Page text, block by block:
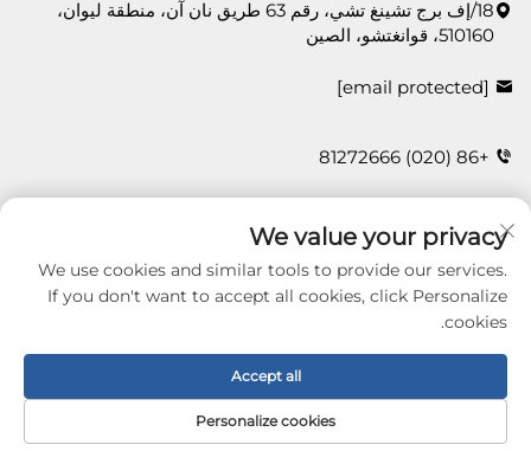
18/إف برج تشينغ تشي، رقم 63 طريق نان آن، منطقة ليوان،
510160، قوانغتشو، الصين
[email protected]
+86 (020) 81272666
اتصل بنا
Copyright © 2026 Guangzhou Yorklon Wallcoverings
Limited. All right reserved -
We value your privacy
We use cookies and similar tools to provide our services.
If you don't want to accept all cookies, click Personalize
cookies.
Personalize cookies
Accept all